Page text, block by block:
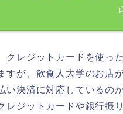
クレジットカードを使っ
すが、飲食人大学のお店
い決済に対応しているの
レジットカードや銀行振